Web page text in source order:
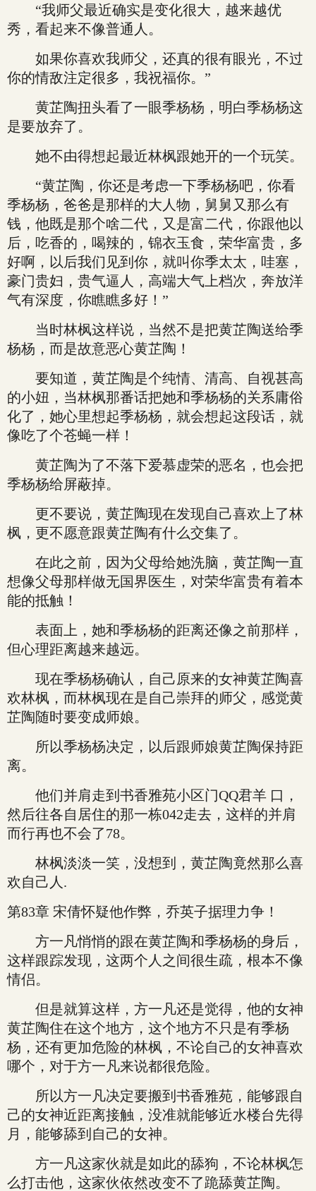
“我师父最近确实是变化很大，越来越优
秀，看起来不像普通人。
如果你喜欢我师父，还真的很有眼光，不过
你的情敌注定很多，我祝福你。”
黄芷陶扭头看了一眼季杨杨，明白季杨杨这
是要放弃了。
她不由得想起最近林枫跟她开的一个玩笑。
“黄芷陶，你还是考虑一下季杨杨吧，你看
季杨杨，爸爸是那样的大人物，舅舅又那么有
钱，他既是那个啥二代，又是富二代，你跟他以
后，吃香的，喝辣的，锦衣玉食，荣华富贵，多
好啊，以后我们见到你，就叫你季太太，哇塞，
豪门贵妇，贵气逼人，高端大气上档次，奔放洋
气有深度，你瞧瞧多好！”
当时林枫这样说，当然不是把黄芷陶送给季
杨杨，而是故意恶心黄芷陶！
要知道，黄芷陶是个纯情、清高、自视甚高
的小妞，当林枫那番话把她和季杨杨的关系庸俗
化了，她心里想起季杨杨，就会想起这段话，就
像吃了个苍蝇一样！
黄芷陶为了不落下爱慕虚荣的恶名，也会把
季杨杨给屏蔽掉。
更不要说，黄芷陶现在发现自己喜欢上了林
枫，更不愿意跟黄芷陶有什么交集了。
在此之前，因为父母给她洗脑，黄芷陶一直
想像父母那样做无国界医生，对荣华富贵有着本
能的抵触！
表面上，她和季杨杨的距离还像之前那样，
但心理距离越来越远。
现在季杨杨确认，自己原来的女神黄芷陶喜
欢林枫，而林枫现在是自己崇拜的师父，感觉黄
芷陶随时要变成师娘。
所以季杨杨决定，以后跟师娘黄芷陶保持距
离。
他们并肩走到书香雅苑小区门QQ君羊 口，
然后往各自居住的那一栋042走去，这样的并肩
而行再也不会了78。
林枫淡淡一笑，没想到，黄芷陶竟然那么喜
欢自己人.
第83章 宋倩怀疑他作弊，乔英子据理力争！
方一凡悄悄的跟在黄芷陶和季杨杨的身后，
这样跟踪发现，这两个人之间很生疏，根本不像
情侣。
但是就算这样，方一凡还是觉得，他的女神
黄芷陶住在这个地方，这个地方不只是有季杨
杨，还有更加危险的林枫，不论自己的女神喜欢
哪个，对于方一凡来说都很危险。
所以方一凡决定要搬到书香雅苑，能够跟自
己的女神近距离接触，没准就能够近水楼台先得
月，能够舔到自己的女神。
方一凡这家伙就是如此的舔狗，不论林枫怎
么打击他，这家伙依然改变不了跪舔黄芷陶。